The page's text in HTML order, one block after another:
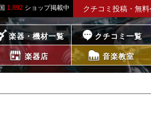
1,892 ショップ掲載中 クチコミ投稿・無
楽器・機材一覧 クチコミ一覧
楽器店 音楽教室